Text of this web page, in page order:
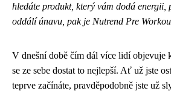
hledáte produkt, který vám dodá energii,
oddálí únavu, pak je Nutrend Pre
V dnešní době čím dál více lidí objevuje
se ze sebe dostat to nejlepší. Ať už jste
teprve začínáte, pravděpodobně jste už